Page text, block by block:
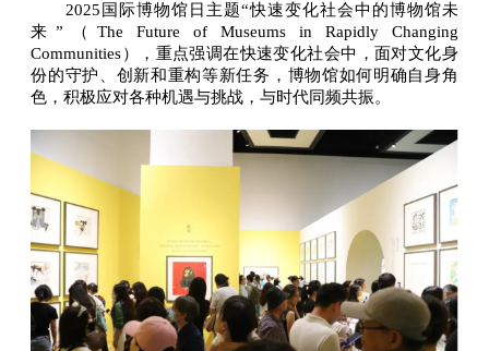
2025国际博物馆日主题“快速变化社会中的博物馆未
来”（The Future of Museums in Rapidly Changing
Communities），重点强调在快速变化社会中，面对文化身
份的守护、创新和重构等新任务，博物馆如何明确自身角
色，积极应对各种机遇与挑战，与时代同频共振。